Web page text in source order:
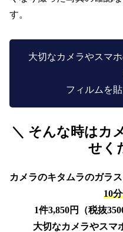
す。
大切なカメラやスマ
フィルムを
＼ そんな時はカ
せく
カメラのキタムラのガラ
10
1件3,850円（税抜
大切なカメラやスマ